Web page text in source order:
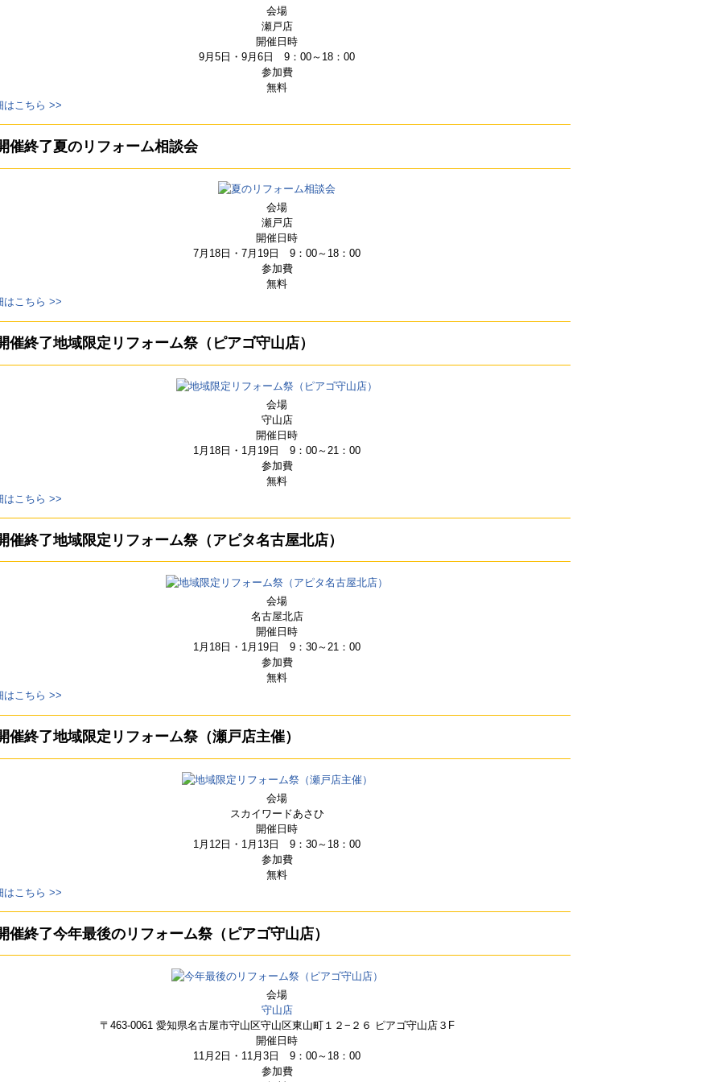
会場
瀬戸店
開催日時
9月5日・9月6日 9：00～18：00
参加費
無料
はこちら >>
催終了夏のリフォーム相談会
会場
瀬戸店
開催日時
7月18日・7月19日 9：00～18：00
参加費
無料
はこちら >>
催終了地域限定リフォーム祭（ピアゴ守山店）
会場
守山店
開催日時
1月18日・1月19日 9：00～21：00
参加費
無料
はこちら >>
催終了地域限定リフォーム祭（アピタ名古屋北店）
会場
名古屋北店
開催日時
1月18日・1月19日 9：30～21：00
参加費
無料
はこちら >>
催終了地域限定リフォーム祭（瀬戸店主催）
会場
スカイワードあさひ
開催日時
1月12日・1月13日 9：30～18：00
参加費
無料
はこちら >>
催終了今年最後のリフォーム祭（ピアゴ守山店）
会場
守山店
〒463-0061 愛知県名古屋市守山区守山区東山町１２−２６ ピアゴ守山店３F
開催日時
11月2日・11月3日 9：00～18：00
参加費